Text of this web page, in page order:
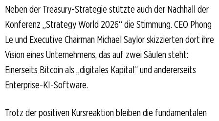
Neben der Treasury-Strategie stützte auch der Nachhall der
Konferenz „Strategy World 2026“ die Stimmung. CEO Phong
Le und Executive Chairman Michael Saylor skizzierten dort ihre
Vision eines Unternehmens, das auf zwei Säulen steht:
Einerseits Bitcoin als „digitales Kapital“ und andererseits
Enterprise-KI-Software.
Trotz der positiven Kursreaktion bleiben die fundamentalen